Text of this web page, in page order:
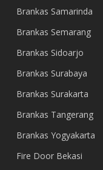
Brankas Samarinda
Brankas Semarang
Brankas Sidoarjo
Brankas Surabaya
Brankas Surakarta
Brankas Tangerang
Brankas Yogyakarta
Fire Door Bekasi